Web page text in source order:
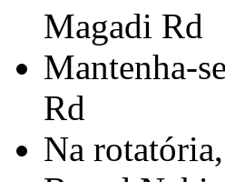
Magadi Rd
Mantenha-
Rd
Na